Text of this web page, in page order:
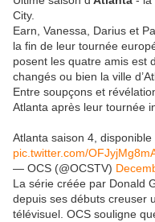
City.
Earn, Vanessa, Darius et
la fin de leur tournée
posent les quatre amis est
changés ou bien la ville
Entre soupçons et
Atlanta après leur tournée
Atlanta saison 4, disponible
pic.twitter.com/
— OCS (@OCSTV)
La série créée par Donald
depuis ses débuts creuser
télévisuel. OCS souligne